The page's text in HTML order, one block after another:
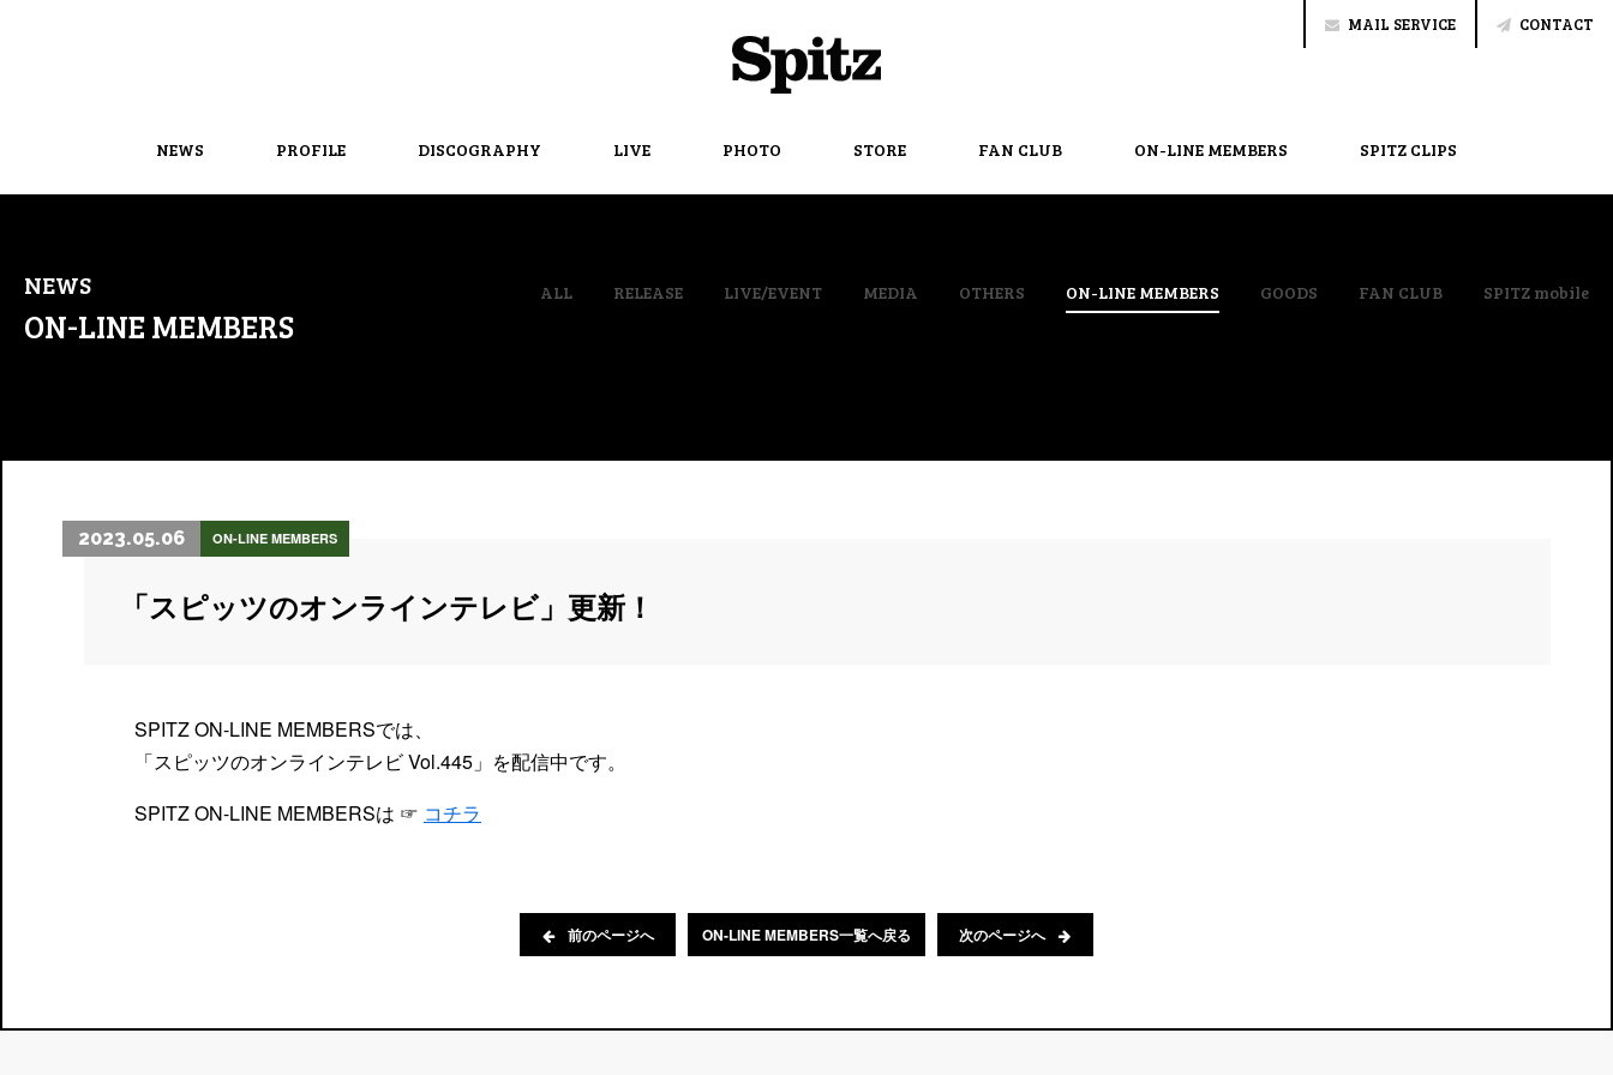
NEWS PROFILE DISCOGRAPHY LIVE PHOTO STORE FAN CLUB ON-LINE MEMBERS SPITZ CLIPS
MAIL SERVICE CONTACT
NEWS
ON-LINE MEMBERS
ALL RELEASE LIVE/EVENT MEDIA OTHERS ON-LINE MEMBERS GOODS FAN CLUB SPITZ mobile
2023.05.06 ON-LINE MEMBERS
「スピッツのオンラインテレビ」更新！
SPITZ ON-LINE MEMBERSでは、
「スピッツのオンラインテレビ Vol.445」を配信中です。
SPITZ ON-LINE MEMBERSは ☞ コチラ
前のページへ ON-LINE MEMBERS一覧へ戻る 次のページへ